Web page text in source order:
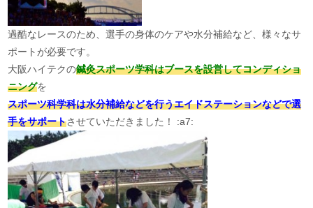
過酷なレースのため、選手の身体のケアや水分補給など、様々なサ
ポートが必要です。
大阪ハイテクの鍼灸スポーツ学科はブースを設営してコンディショ
ニングを
スポーツ科学科は水分補給などを行うエイドステーションなどで選
手をサポートさせていただきました！ :a7: